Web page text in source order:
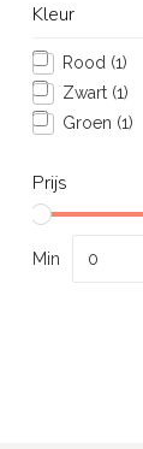
Kleur
Rood (1)
Zwart (1)
Groen (1)
Prijs
Min